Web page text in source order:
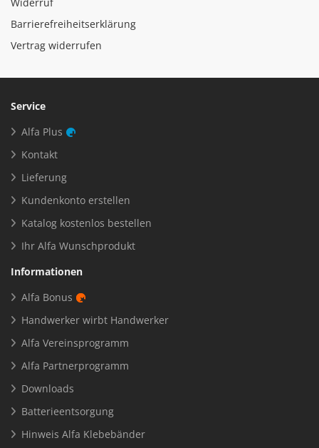
Barrierefreiheitserklärung
Vertrag widerrufen
Service
Alfa Plus
Kontakt
Lieferung
Kundenkonto erstellen
Katalog kostenlos bestellen
Ihr Alfa Wunschprodukt
Informationen
Alfa Bonus
Handwerker wirbt Handwerker
Alfa Vereinsprogramm
Alfa Partnerprogramm
Downloads
Batterieentsorgung
Hinweis Alfa Klebebänder